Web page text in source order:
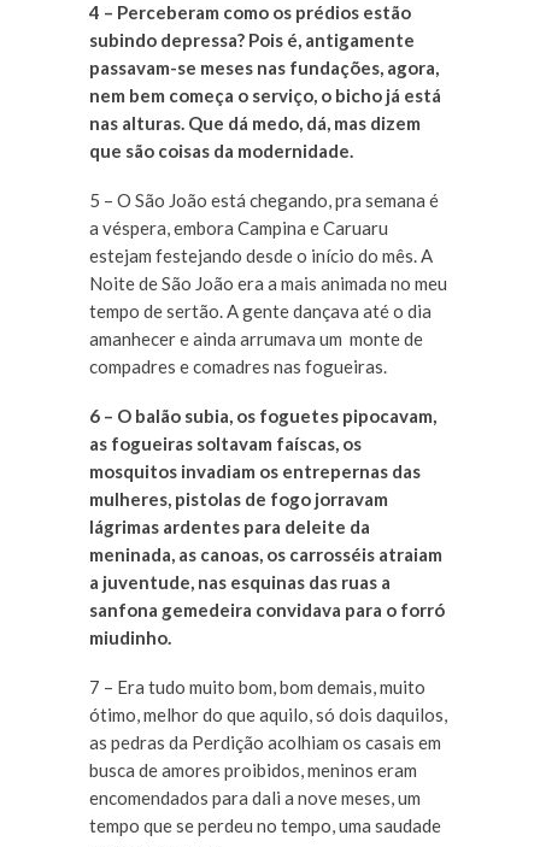
4 – Perceberam como os prédios estão
subindo depressa? Pois é, antigamente
passavam-se meses nas fundações, agora,
nem bem começa o serviço, o bicho já está
nas alturas. Que dá medo, dá, mas dizem
que são coisas da modernidade.
5 – O São João está chegando, pra semana é
a véspera, embora Campina e Caruaru
estejam festejando desde o início do mês. A
Noite de São João era a mais animada no meu
tempo de sertão. A gente dançava até o dia
amanhecer e ainda arrumava um monte de
compadres e comadres nas fogueiras.
6 – O balão subia, os foguetes pipocavam,
as fogueiras soltavam faíscas, os
mosquitos invadiam os entrepernas das
mulheres, pistolas de fogo jorravam
lágrimas ardentes para deleite da
meninada, as canoas, os carrosséis atraiam
a juventude, nas esquinas das ruas a
sanfona gemedeira convidava para o forró
miudinho.
7 – Era tudo muito bom, bom demais, muito
ótimo, melhor do que aquilo, só dois daquilos,
as pedras da Perdição acolhiam os casais em
busca de amores proibidos, meninos eram
encomendados para dali a nove meses, um
tempo que se perdeu no tempo, uma saudade